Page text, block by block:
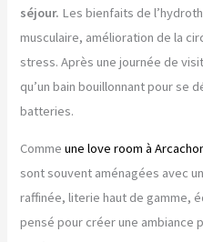
séjour. Les bienfaits de
musculaire, amélioration de la
stress. Après une journée de
qu’un bain bouillonnant pour se
batteries.
Comme une love room à
sont souvent aménagées avec
raffinée, literie haut de gamme,
pensé pour créer une ambiance